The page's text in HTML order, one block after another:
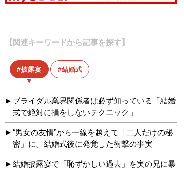
【関連キーワードから記事を探す】
披露宴 結婚式
ブライダル業界関係者は必ず知っている「結婚
式で絶対に損をしないテクニック」
“男女の友情”から一線を越えて「二人だけの秘
密」に。結婚式後に発覚した衝撃の事実
結婚披露宴で「恥ずかしい過去」を実の兄に暴